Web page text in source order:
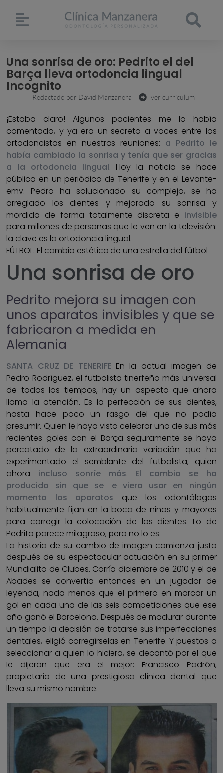
Una sonrisa de oro: Pedrito el del
Barça lleva ortodoncia lingual
Incognito
Redactado por David Manzanera ver currículum
¡Estaba claro! Algunos pacientes me lo había
comentado, y ya era un secreto a voces entre los
ortodoncistas en nuestras reuniones: a Pedrito le
había cambiado la sonrisa y tenía que ser gracias
a la ortodoncia lingual. Hoy la noticia se hace
pública en un periódico de Tenerife y en el Levante-
emv. Pedro ha solucionado su complejo, se ha
arreglado los dientes y mejorado su sonrisa y
mordida de forma totalmente discreta e invisible
para millones de personas que le ven en la televisión:
la clave es la ortodoncia lingual.
FÚTBOL. El cambio estético de una estrella del fútbol
Una sonrisa de oro
Pedrito mejora su imagen con
unos aparatos invisibles y que se
fabricaron a medida en
Alemania
SANTA CRUZ DE TENERIFE En la actual imagen de
Pedro Rodríguez, el futbolista tinerfeño más universal
de todos los tiempos, hay un aspecto que ahora
llama la atención. Es la perfección de sus dientes,
hasta hace poco un rasgo del que no podía
presumir. Quien le haya visto celebrar uno de sus más
recientes goles con el Barça seguramente se haya
percatado de la extraordinaria variación que ha
experimentado el semblante del futbolista, quien
ahora incluso sonríe más. El cambio se ha
producido sin que se le viera usar en ningún
momento los aparatos que los odontólogos
habitualmente fijan en la boca de niños y mayores
para corregir la colocación de los dientes. Lo de
Pedrito parece milagroso, pero no lo es.
La historia de su cambio de imagen comienza justo
después de su espectacular actuación en su primer
Mundialito de Clubes. Corría diciembre de 2010 y el de
Abades se convertía entonces en un jugador de
leyenda, nada menos que el primero en marcar un
gol en cada una de las seis competiciones que ese
año ganó el Barcelona. Después de madurar durante
un tiempo la decisión de tratarse sus imperfecciones
dentales, eligió corregírselas en Tenerife. Y puestos a
seleccionar a quien lo hiciera, se decantó por el que
le dijeron que era el mejor: Francisco Padrón,
propietario de una prestigiosa clínica dental que
lleva su mismo nombre.